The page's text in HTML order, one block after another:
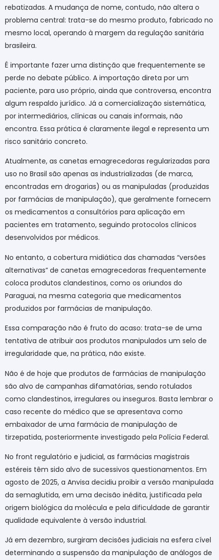
rebatizadas. A mudança de nome, contudo, não altera o
problema central: trata-se do mesmo produto, fabricado no
mesmo local, operando à margem da regulação sanitária
brasileira.
É importante fazer uma distinção que frequentemente se
perde no debate público. A importação direta por um
paciente, para uso próprio, ainda que controversa, encontra
algum respaldo jurídico. Já a comercialização sistemática,
por intermediários, clínicas ou canais informais, não
encontra. Essa prática é claramente ilegal e representa um
risco sanitário concreto.
Atualmente, as canetas emagrecedoras regularizadas para
uso no Brasil são apenas as industrializadas (de marca,
encontradas em drogarias) ou as manipuladas (produzidas
por farmácias de manipulação), que geralmente fornecem
os medicamentos a consultórios para aplicação em
pacientes em tratamento, seguindo protocolos clínicos
desenvolvidos por médicos.
No entanto, a cobertura midiática das chamadas “versões
alternativas” de canetas emagrecedoras frequentemente
coloca produtos clandestinos, como os oriundos do
Paraguai, na mesma categoria que medicamentos
produzidos por farmácias de manipulação.
Essa comparação não é fruto do acaso: trata-se de uma
tentativa de atribuir aos produtos manipulados um selo de
irregularidade que, na prática, não existe.
Não é de hoje que produtos de farmácias de manipulação
são alvo de campanhas difamatórias, sendo rotulados
como clandestinos, irregulares ou inseguros. Basta lembrar o
caso recente do médico que se apresentava como
embaixador de uma farmácia de manipulação de
tirzepatida, posteriormente investigado pela Polícia Federal.
No front regulatório e judicial, as farmácias magistrais
estéreis têm sido alvo de sucessivos questionamentos. Em
agosto de 2025, a Anvisa decidiu proibir a versão manipulada
da semaglutida, em uma decisão inédita, justificada pela
origem biológica da molécula e pela dificuldade de garantir
qualidade equivalente à versão industrial.
Já em dezembro, surgiram decisões judiciais na esfera cível
determinando a suspensão da manipulação de análogos de